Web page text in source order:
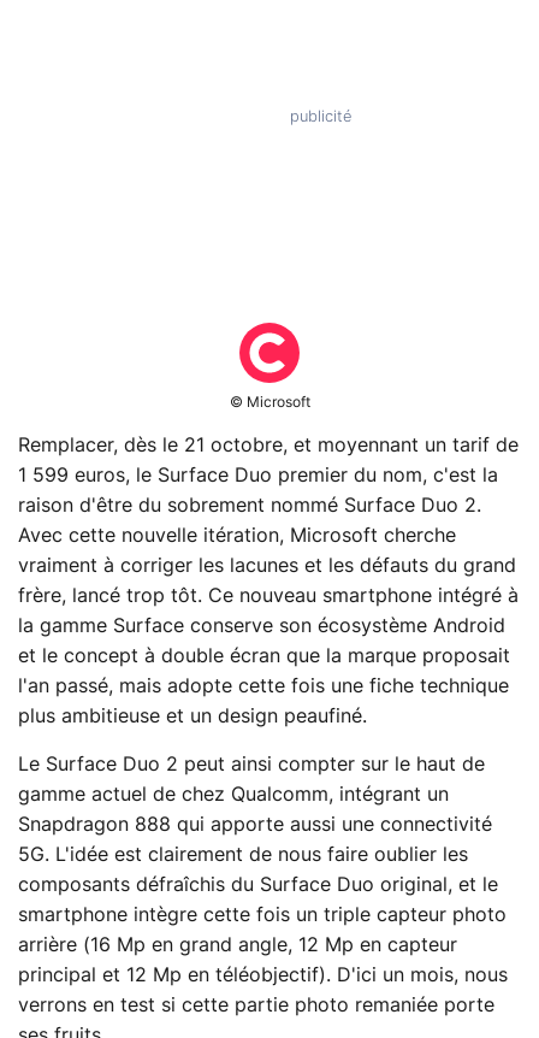
© Microsoft
Remplacer, dès le 21 octobre, et moyennant un tarif de
1 599 euros, le Surface Duo premier du nom, c'est la
raison d'être du sobrement nommé Surface Duo 2.
Avec cette nouvelle itération, Microsoft cherche
vraiment à corriger les lacunes et les défauts du grand
frère, lancé trop tôt. Ce nouveau smartphone intégré à
la gamme Surface conserve son écosystème Android
et le concept à double écran que la marque proposait
l'an passé, mais adopte cette fois une fiche technique
plus ambitieuse et un design peaufiné.
Le Surface Duo 2 peut ainsi compter sur le haut de
gamme actuel de chez Qualcomm, intégrant un
Snapdragon 888 qui apporte aussi une connectivité
5G. L'idée est clairement de nous faire oublier les
composants défraîchis du Surface Duo original, et le
smartphone intègre cette fois un triple capteur photo
arrière (16 Mp en grand angle, 12 Mp en capteur
principal et 12 Mp en téléobjectif). D'ici un mois, nous
verrons en test si cette partie photo remaniée porte